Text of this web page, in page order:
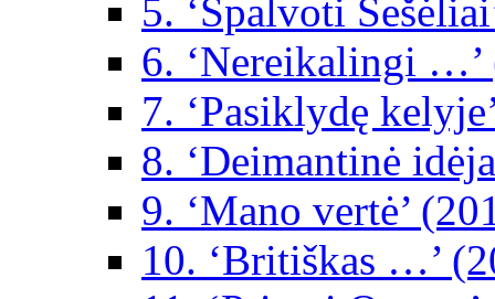
5. ‘Spalvoti
6. ‘Nereikalingi …’
7. ‘Pasiklydę
8. ‘Deimantinė
9. ‘Mano vertė’
10. ‘Britiškas …’